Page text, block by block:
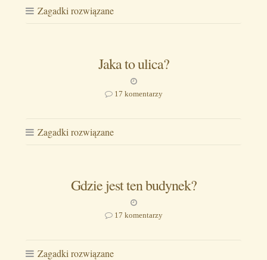
Zagadki rozwiązane
Jaka to ulica?
17 komentarzy
Zagadki rozwiązane
Gdzie jest ten budynek?
17 komentarzy
Zagadki rozwiązane